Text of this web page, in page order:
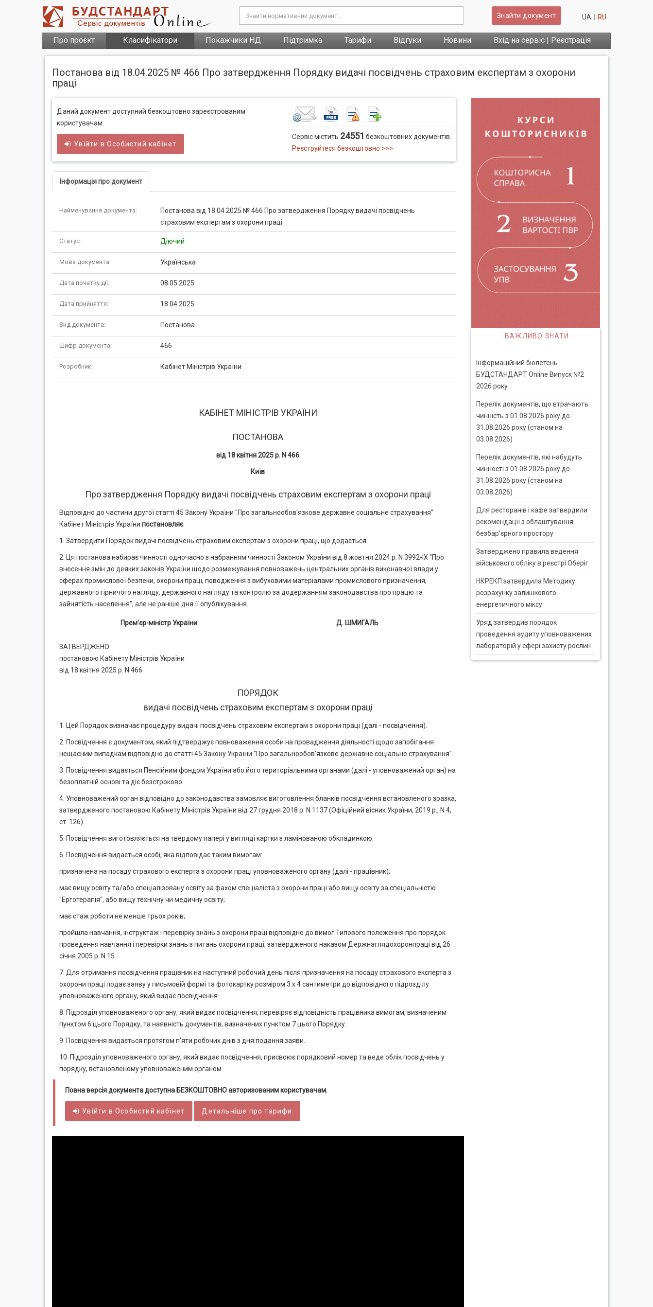
Знайти документ UA RU
Про проєкт Класифікатори Покажчики НД Підтримка Тарифи Відгуки Новини Вхід на сервіс | Реєстрація
Постанова від 18.04.2025 № 466 Про затвердження Порядку видачі посвідчень страховим експертам з охорони
праці
Даний документ доступний безкоштовно зареєстрованим
користувачам.
Увійти вОсобистий кабінет
Сервіс містить 24551 безкоштовних документів.
Реєструйтеся безкоштовно >>>
Інформація про документ
Найменування документа:
Постанова від 18.04.2025 № 466 Про затвердження Порядку видачі посвідчень
страховим експертам з охорони праці
Статус: Діючий
Мова документа Українська
Дата початку дії: 08.05.2025
Дата прийняття: 18.04.2025
Вид документа: Постанова
Шифр документа: 466
Розробник: Кабінет Міністрів України
КАБІНЕТ МІНІСТРІВ УКРАЇНИ
ПОСТАНОВА
від 18 квітня 2025 р. N 466
Київ
Про затвердження Порядку видачі посвідчень страховим експертам з охорони праці
Відповідно до частини другої статті 45 Закону України "Про загальнообов'язкове державне соціальне страхування"
Кабінет Міністрів України постановляє:
1. Затвердити Порядок видачі посвідчень страховим експертам з охорони праці, що додається.
2. Ця постанова набирає чинності одночасно з набранням чинності Законом України від 8 жовтня 2024 р. N 3992-IX "Про
внесення змін до деяких законів України щодо розмежування повноважень центральних органів виконавчої влади у
сферах промислової безпеки, охорони праці, поводження з вибуховими матеріалами промислового призначення,
державного гірничого нагляду, державного нагляду та контролю за додержанням законодавства про працю та
зайнятість населення", але не раніше дня її опублікування.
Прем'єр-міністр України Д. ШМИГАЛЬ
ЗАТВЕРДЖЕНО
постановою Кабінету Міністрів України
від 18 квітня 2025 р. N 466
ПОРЯДОК
видачі посвідчень страховим експертам з охорони праці
1. Цей Порядок визначає процедуру видачі посвідчень страховим експертам з охорони праці (далі - посвідчення).
2. Посвідчення є документом, який підтверджує повноваження особи на провадження діяльності щодо запобігання
нещасним випадкам відповідно до статті 45 Закону України "Про загальнообов'язкове державне соціальне страхування".
3. Посвідчення видається Пенсійним фондом України або його територіальними органами (далі - уповноважений орган) на
безоплатній основі та діє безстроково.
4. Уповноважений орган відповідно до законодавства замовляє виготовлення бланків посвідчення встановленого зразка,
затвердженого постановою Кабінету Міністрів України від 27 грудня 2018 р. N 1137 (Офіційний вісник України, 2019 р., N 4,
ст. 126).
5. Посвідчення виготовляється на твердому папері у вигляді картки з ламінованою обкладинкою.
6. Посвідчення видається особі, яка відповідає таким вимогам:
призначена на посаду страхового експерта з охорони праці уповноваженого органу (далі - працівник);
має вищу освіту та/або спеціалізовану освіту за фахом спеціаліста з охорони праці або вищу освіту за спеціальністю
"Ерготерапія", або вищу технічну чи медичну освіту;
має стаж роботи не менше трьох років;
пройшла навчання, інструктаж і перевірку знань з охорони праці відповідно до вимог Типового положення про порядок
проведення навчання і перевірки знань з питань охорони праці, затвердженого наказом Держнаглядохоронпраці від 26
січня 2005 р. N 15.
7. Для отримання посвідчення працівник на наступний робочий день після призначення на посаду страхового експерта з
охорони праці подає заяву у письмовій формі та фотокартку розміром 3 х 4 сантиметри до відповідного підрозділу
уповноваженого органу, який видає посвідчення.
8. Підрозділ уповноваженого органу, який видає посвідчення, перевіряє відповідність працівника вимогам, визначеним
пунктом 6 цього Порядку, та наявність документів, визначених пунктом 7 цього Порядку.
9. Посвідчення видається протягом п'яти робочих днів з дня подання заяви.
10. Підрозділ уповноваженого органу, який видає посвідчення, присвоює порядковий номер та веде облік посвідчень у
порядку, встановленому уповноваженим органом.
Повна версія документа доступна БЕЗКОШТОВНО авторизованим користувачам.
Увійти вОсобистий кабінет Детальніше про тарифи
ВАЖЛИВО ЗНАТИ
Інформаційний бюлетень
БУДСТАНДАРТ Online Випуск №2
2026 року
Перелік документів, що втрачають
чинність з 01.08.2026 року до
31.08.2026 року (станом на
03.08.2026)
Перелік документів, які набудуть
чинності з 01.08.2026 року до
31.08.2026 року (станом на
03.08.2026)
Для ресторанів і кафе затвердили
рекомендації з облаштування
безбар'єрного простору
Затверджено правила ведення
військового обліку в реєстрі Оберіг
НКРЕКП затвердила Методику
розрахунку залишкового
енергетичного міксу
Уряд затвердив порядок
проведення аудиту уповноважених
лабораторій у сфері захисту рослин